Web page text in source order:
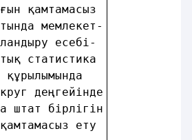
қамтамасыз
мемлекет-
есебi-
статистика
құрылымында
деңгейiнде
штат бiрлiгiн
ету